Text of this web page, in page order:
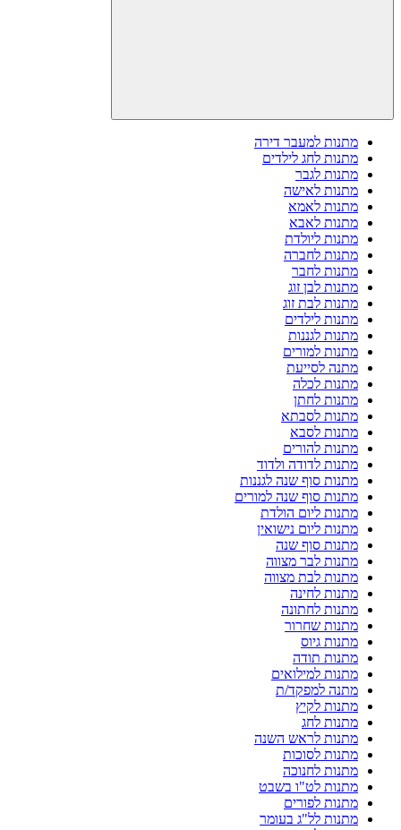
מתנות למעבר דירה
מתנות לחג לילדים
מתנות לגבר
מתנות לאישה
מתנות לאמא
מתנות לאבא
מתנות ליולדת
מתנות לחברה
מתנות לחבר
מתנות לבן זוג
מתנות לבת זוג
מתנות לילדים
מתנות לגננות
מתנות למורים
מתנה לסייעת
מתנות לכלה
מתנות לחתן
מתנות לסבתא
מתנות לסבא
מתנות להורים
מתנות לדודה ולדוד
מתנות סוף שנה לגננות
מתנות סוף שנה למורים
מתנות ליום הולדת
מתנות ליום נישואין
מתנות סוף שנה
מתנות לבר מצווה
מתנות לבת מצווה
מתנות לחינה
מתנות לחתונה
מתנות שחרור
מתנות גיוס
מתנות תודה
מתנות למילואים
מתנה למפקד/ת
מתנות לקיץ
מתנות לחג
מתנות לראש השנה
מתנות לסוכות
מתנות לחנוכה
מתנות לט"ו בשבט
מתנות לפורים
מתנות לל"ג בעומר